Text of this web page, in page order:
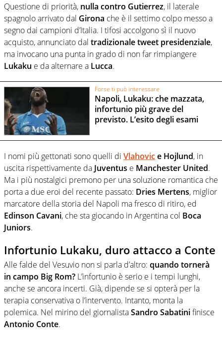
Questione di priorità, nulla contro Gutierrez, il laterale
spagnolo arrivato dal Girona che è il settimo colpo messo a
segno dai campioni d’Italia. I tifosi accolgono sì il nuovo
acquisto, annunciato dal tradizionale tweet presidenziale,
ma invocano una punta in grado di non far rimpiangere
Lukaku e da alternare a Lucca.
Forse ti può interessare
Napoli, Lukaku: che mazzata,
infortunio più grave del
previsto. L’esito degli esami
I nomi più gettonati sono quelli di Vlahovice Hojlund, in
uscita rispettivamente da Juventus e Manchester United.
Ma i più nostalgici premono per una soluzione romantica che
porta a due eroi del recente passato: Dries Mertens, miglior
marcatore della storia del Napoli ma fresco di ritiro, ed
Edinson Cavani, che sta giocando in Argentina col Boca
Juniors.
Infortunio Lukaku, duro attacco a Conte
Alle falde del Vesuvio non si parla d’altro: quando tornerà
in campo Big Rom? L’infortunio è serio e i tempi lunghi,
anche se ancora incerti. Già, dipende se si opterà per la
terapia conservativa o l’intervento. Intanto, monta la
polemica. Nel mirino del giornalistaSandro Sabatinifinisce
Antonio Conte.